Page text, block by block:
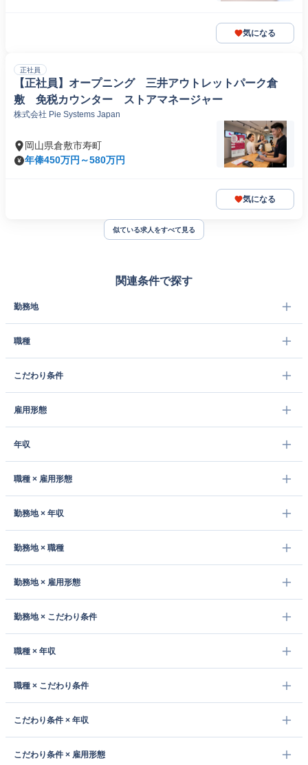
気になる
正社員
【正社員】オープニング 三井アウトレットパーク倉
敷 免税カウンター ストアマネージャー
株式会社 Pie Systems Japan
岡山県倉敷市寿町
年俸450万円～580万円
気になる
似ている求人をすべて見る
関連条件で探す
勤務地
職種
こだわり条件
雇用形態
年収
職種 × 雇用形態
勤務地 × 年収
勤務地 × 職種
勤務地 × 雇用形態
勤務地 × こだわり条件
職種 × 年収
職種 × こだわり条件
こだわり条件 × 年収
こだわり条件 × 雇用形態